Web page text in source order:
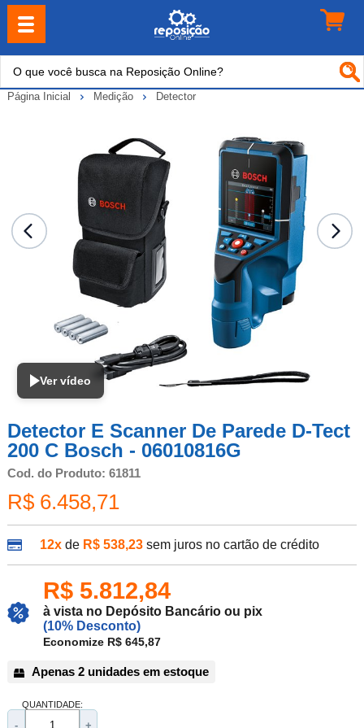
Página Inicial Medição Detector
Ver vídeo
Detector E Scanner De Parede D-Tect
200 C Bosch - 06010816G
Cod. do Produto: 61811
R$ 6.458,71
12xde R$ 538,23 sem juros no cartão de crédito
R$ 5.812,84
à vista no Depósito Bancário ou pix
(10% Desconto)
Economize R$ 645,87
Apenas 2 unidades em estoque
QUANTIDADE:
- +